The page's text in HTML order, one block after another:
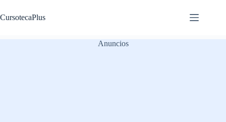
al
contenido
CursotecaPlus
Anuncios